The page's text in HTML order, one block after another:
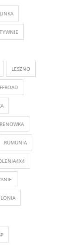
LESZNO
RUMUNIA